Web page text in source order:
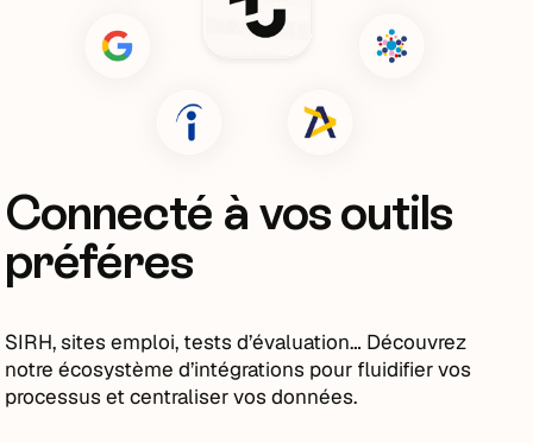
Connecté à vos outils
préféres
SIRH, sites emploi, tests d’évaluation… Découvrez
notre écosystème d’intégrations pour fluidifier vos
processus et centraliser vos données.